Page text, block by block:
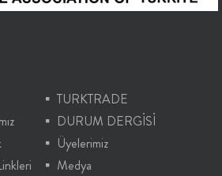
TURKTRADE
DURUM DERGİSİ
Üyelerimiz
Medya